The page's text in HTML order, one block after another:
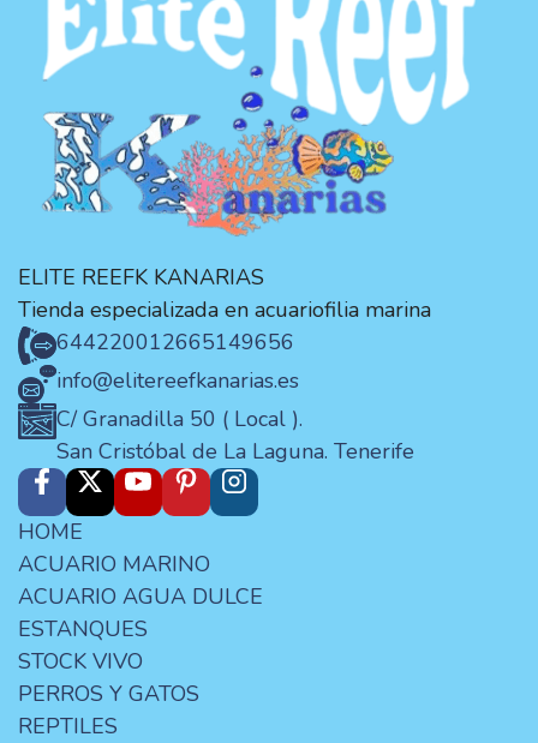
ELITE REEFK KANARIAS
Tienda especializada en acuariofilia marina
644220012665149656
info@elitereefkanarias.es
C/ Granadilla 50 ( Local ).
San Cristóbal de La Laguna. Tenerife
HOME
ACUARIO MARINO
ACUARIO AGUA DULCE
ESTANQUES
STOCK VIVO
PERROS Y GATOS
REPTILES